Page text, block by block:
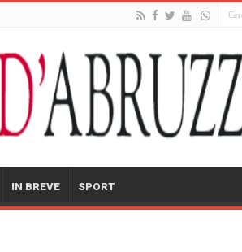
IN BREVE SPORT